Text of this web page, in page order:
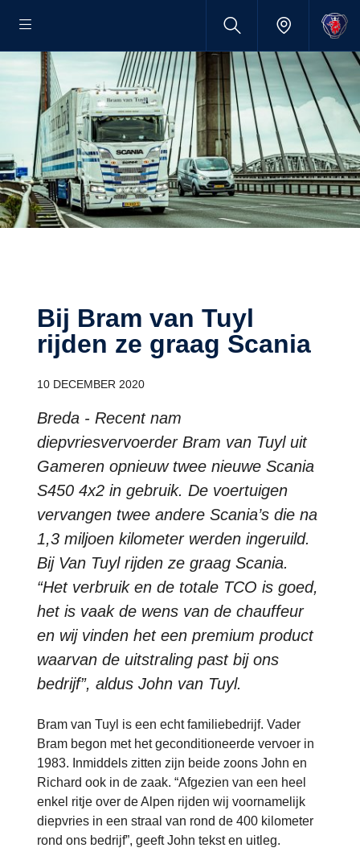
Bij Bram van Tuyl
rijden ze graag Scania
10 DECEMBER 2020
Breda - Recent nam
diepvriesvervoerder Bram van Tuyl uit
Gameren opnieuw twee nieuwe Scania
S450 4x2 in gebruik. De voertuigen
vervangen twee andere Scania’s die na
1,3 miljoen kilometer werden ingeruild.
Bij Van Tuyl rijden ze graag Scania.
“Het verbruik en de totale TCO is goed,
het is vaak de wens van de chauffeur
en wij vinden het een premium product
waarvan de uitstraling past bij ons
bedrijf”, aldus John van Tuyl.
Bram van Tuyl is een echt familiebedrijf. Vader
Bram begon met het geconditioneerde vervoer in
1983. Inmiddels zitten zijn beide zoons John en
Richard ook in de zaak. “Afgezien van een heel
enkel ritje over de Alpen rijden wij voornamelijk
diepvries in een straal van rond de 400 kilometer
rond ons bedrijf”, geeft John tekst en uitleg.